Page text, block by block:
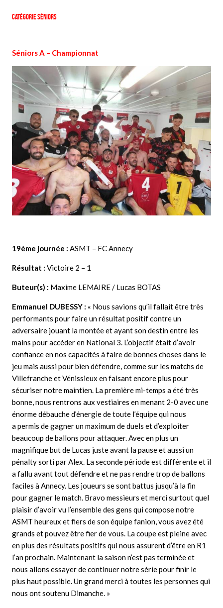
Catégorie Séniors
Séniors A – Championnat
19ème journée : ASMT – FC Annecy
Résultat : Victoire 2 – 1
Buteur(s) : Maxime LEMAIRE / Lucas BOTAS
Emmanuel DUBESSY : « Nous savions qu’il fallait être très
performants pour faire un résultat positif contre un
adversaire jouant la montée et ayant son destin entre les
mains pour accéder en National 3. L’objectif était d’avoir
confiance en nos capacités à faire de bonnes choses dans le
jeu mais aussi pour bien défendre, comme sur les matchs de
Villefranche et Vénissieux en faisant encore plus pour
sécuriser notre maintien. La première mi-temps a été très
bonne, nous rentrons aux vestiaires en menant 2-0 avec une
énorme débauche d’énergie de toute l’équipe qui nous
a permis de gagner un maximum de duels et d’exploiter
beaucoup de ballons pour attaquer. Avec en plus un
magnifique but de Lucas juste avant la pause et aussi un
pénalty sorti par Alex. La seconde période est différente et il
a fallu avant tout défendre et ne pas rendre trop de ballons
faciles à Annecy. Les joueurs se sont battus jusqu’à la fin
pour gagner le match. Bravo messieurs et merci surtout quel
plaisir d’avoir vu l’ensemble des gens qui compose notre
ASMT heureux et fiers de son équipe fanion, vous avez été
grands et pouvez être fier de vous. La coupe est pleine avec
en plus des résultats positifs qui nous assurent d’être en R1
l’an prochain. Maintenant la saison n’est pas terminée et
nous allons essayer de continuer notre série pour finir le
plus haut possible. Un grand merci à toutes les personnes qui
nous ont soutenu Dimanche. »